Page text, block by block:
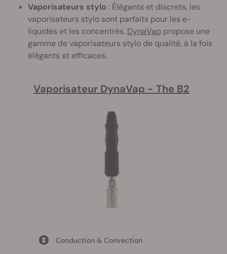
Vaporisateurs stylo : Élégants et discrets, les
vaporisateurs stylo sont parfaits pour les e-
liquides et les concentrés. DynaVap propose une
gamme de vaporisateurs stylo de qualité, à la fois
élégants et efficaces.
Vaporisateur DynaVap - The B2
Conduction & Convection